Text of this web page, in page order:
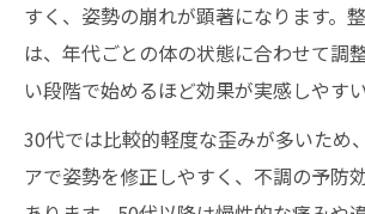
すく、姿勢の崩れが顕著になります。
は、年代ごとの体の状態に合わせて調
い段階で始めるほど効果が実感しやす
30代では比較的軽度な歪みが多いため
アで姿勢を修正しやすく、不調の予防